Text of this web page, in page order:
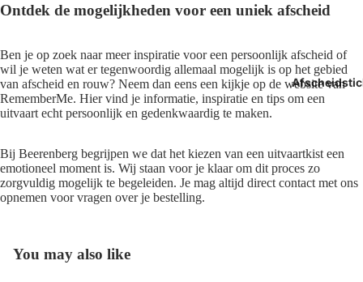
Ontdek de mogelijkheden voor een uniek afscheid
Ben je op zoek naar meer inspiratie voor een persoonlijk afscheid of
wil je weten wat er tegenwoordig allemaal mogelijk is op het gebied
van afscheid en rouw? Neem dan eens een kijkje op de website van
RememberMe. Hier vind je informatie, inspiratie en tips om een
uitvaart echt persoonlijk en gedenkwaardig te maken.
Bij Beerenberg begrijpen we dat het kiezen van een uitvaartkist een
emotioneel moment is. Wij staan voor je klaar om dit proces zo
zorgvuldig mogelijk te begeleiden. Je mag altijd direct contact met ons
opnemen voor vragen over je bestelling.
You may also like